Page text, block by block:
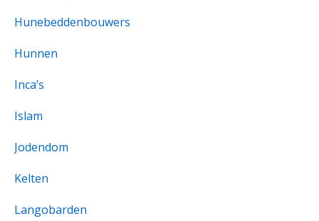
Hunebeddenbouwers
Hunnen
Inca’s
Islam
Jodendom
Kelten
Langobarden